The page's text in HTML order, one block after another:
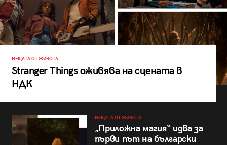
НЕЩАТА ОТ ЖИВОТА
Stranger Things оживява на сцената в
НДК
НЕЩАТА ОТ ЖИВОТА
„Приложна магия“ идва за
първи път на български